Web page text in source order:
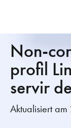
Non-
profil
servir
Aktualisiert